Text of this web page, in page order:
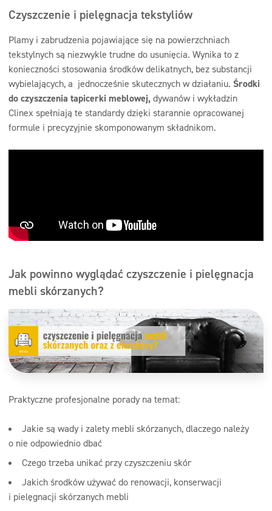
Czyszczenie i pielęgnacja tekstyliów
Plamy i zabrudzenia pojawiające się na powierzchniach
tekstylnych są niezwykle trudne do usunięcia. Wynika to z
konieczności stosowania środków delikatnych, bez substancji
wybielających, a jednocześnie skutecznych w działaniu. Środki
do czyszczenia tapicerki meblowej, dywanów i wykładzin
Clinex spełniają te standardy dzięki starannie opracowanej
formule i precyzyjnie skomponowanym składnikom.
Jak powinno wyglądać czyszczenie i pielęgnacja
mebli skórzanych?
Praktyczne profesjonalne porady na temat:
Jakie są wady i zalety mebli skórzanych, dlaczego należy
o nie odpowiednio dbać
Czego trzeba unikać przy czyszczeniu skór
Jakich środków używać do renowacji, konserwacji
i pielęgnacji skórzanych mebli